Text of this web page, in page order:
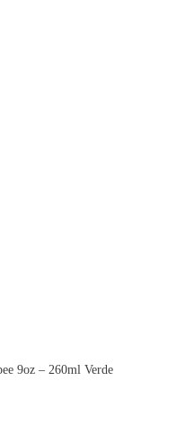
9oz – 260ml Verde